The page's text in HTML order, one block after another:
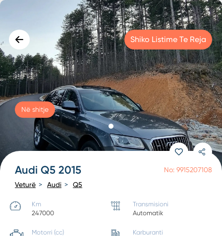
Shiko Listime Te Reja
No: 9915207108
Në shitje
Audi Q5 2015
Veturë Audi Q5
Km
247000
Transmisioni
Automatik
Motorri (cc)
Karburanti